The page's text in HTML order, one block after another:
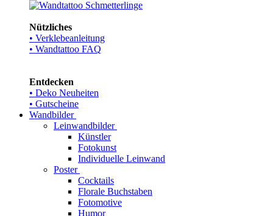
Nützliches
• Verklebeanleitung
• Wandtattoo FAQ
Entdecken
• Deko Neuheiten
• Gutscheine
Wandbilder
Leinwandbilder
Künstler
Fotokunst
Individuelle Leinwand
Poster
Cocktails
Florale Buchstaben
Fotomotive
Humor